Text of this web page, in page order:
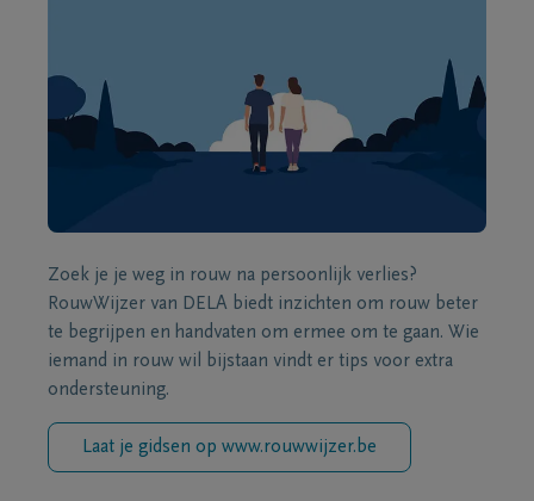
Zoek je je weg in rouw na persoonlijk verlies?
RouwWijzer van DELA biedt inzichten om rouw beter
te begrijpen en handvaten om ermee om te gaan. Wie
iemand in rouw wil bijstaan vindt er tips voor extra
ondersteuning.
Laat je gidsen op www.rouwwijzer.be